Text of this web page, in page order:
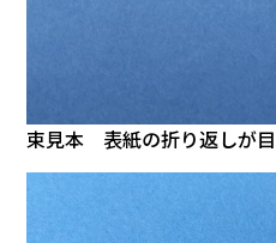
束見本 表紙の折り返しが目